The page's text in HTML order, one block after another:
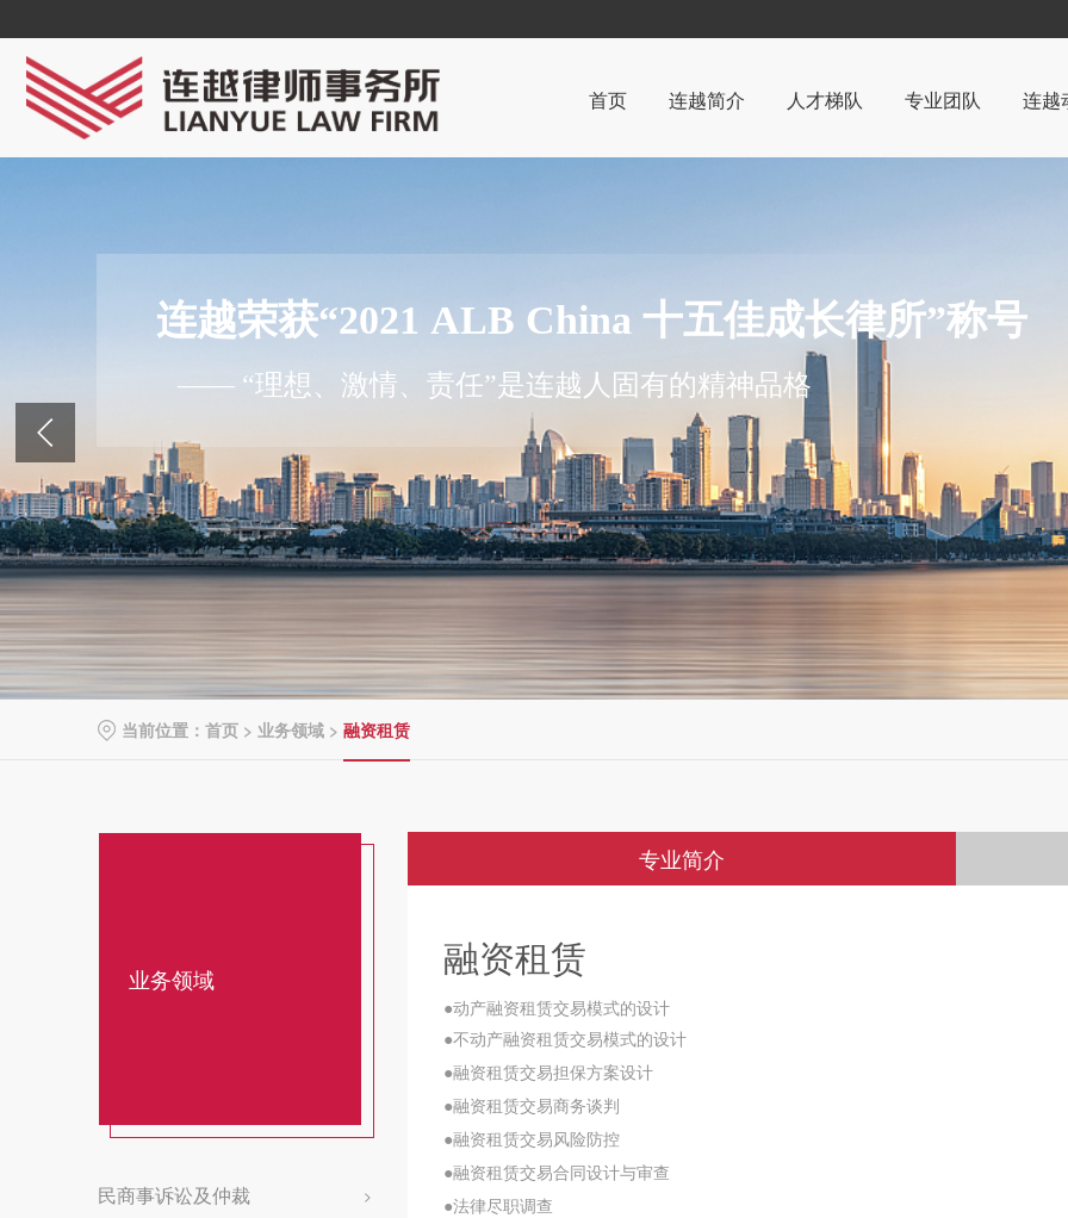
首页 连越简介
荣誉与资质
部分客户
办公环境
视频中心
人才梯队 专业团队 连越
连越荣获“2021 ALB China 十五佳成长律所”称号
—— “理想、激情、责任”是连越人固有的精神品格
当前位置： 首页 > 业务领域 > 融资租赁
业务领域
民商事诉讼及仲裁 >
专业简介
融资租赁
●动产融资租赁交易模式的设计
●不动产融资租赁交易模式的设计
●融资租赁交易担保方案设计
●融资租赁交易商务谈判
●融资租赁交易风险防控
●融资租赁交易合同设计与审查
●法律尽职调查